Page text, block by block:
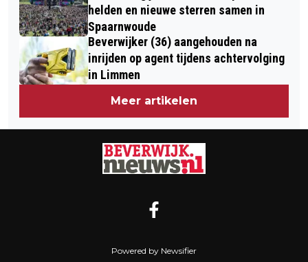
helden en nieuwe sterren samen in
Spaarnwoude
Beverwijker (36) aangehouden na
inrijden op agent tijdens achtervolging
in Limmen
Meer artikelen
Powered by Newsifier